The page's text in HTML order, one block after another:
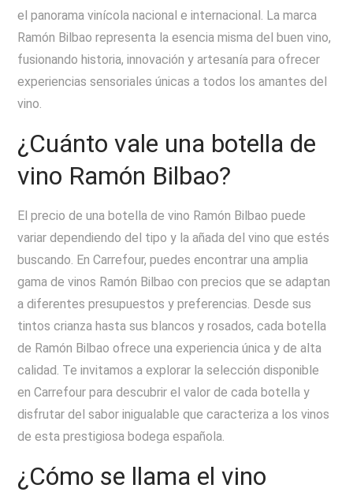
el panorama vinícola nacional e internacional. La marca
Ramón Bilbao representa la esencia misma del buen vino,
fusionando historia, innovación y artesanía para ofrecer
experiencias sensoriales únicas a todos los amantes del
vino.
¿Cuánto vale una botella de
vino Ramón Bilbao?
El precio de una botella de vino Ramón Bilbao puede
variar dependiendo del tipo y la añada del vino que estés
buscando. En Carrefour, puedes encontrar una amplia
gama de vinos Ramón Bilbao con precios que se adaptan
a diferentes presupuestos y preferencias. Desde sus
tintos crianza hasta sus blancos y rosados, cada botella
de Ramón Bilbao ofrece una experiencia única y de alta
calidad. Te invitamos a explorar la selección disponible
en Carrefour para descubrir el valor de cada botella y
disfrutar del sabor inigualable que caracteriza a los vinos
de esta prestigiosa bodega española.
¿Cómo se llama el vino